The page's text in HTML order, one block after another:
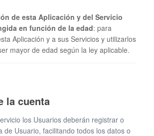
de esta Aplicación y del Servicio
en función de la edad: para
Aplicación y a sus Servicios y utilizarlos
mayor de edad según la ley aplicable.
la cuenta
los Usuarios deberán registrar o
de Usuario, facilitando todos los datos o